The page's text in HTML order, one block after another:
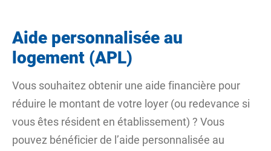
Aide personnalisée au
logement (APL)
Vous souhaitez obtenir une aide financière pour
réduire le montant de votre loyer (ou redevance si
vous êtes résident en établissement) ? Vous
pouvez bénéficier de l’aide personnalisée au